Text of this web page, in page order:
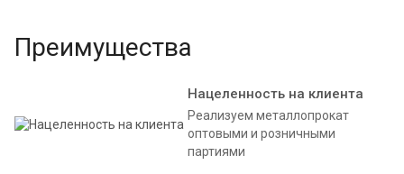
Преимущества
Нацеленность на клиента
Реализуем металлопрокат
оптовыми и розничными
партиями